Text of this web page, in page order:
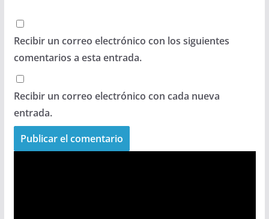
Recibir un correo electrónico con los siguientes
comentarios a esta entrada.
Recibir un correo electrónico con cada nueva
entrada.